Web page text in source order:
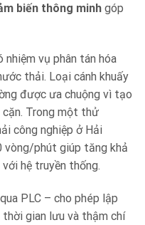
biến thông minh góp
vụ phân tán hóa
thải. Loại cánh khuấy
được ưa chuộng vì tạo
cặn. Trong một thử
công nghiệp ở Hải
vòng/phút giúp tăng khả
hệ truyền thống.
PLC – cho phép lập
thời gian lưu và thậm chí